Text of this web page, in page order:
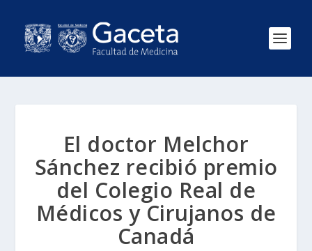
El doctor Melchor
Sánchez recibió premio
del Colegio Real de
Médicos y Cirujanos de
Canadá